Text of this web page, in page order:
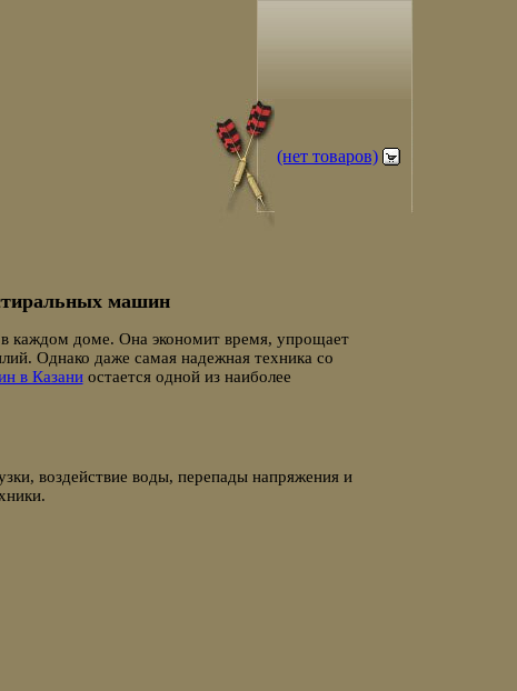
(нет товаров)
машин
каждом доме. Она экономит время, упрощает
Однако даже самая надежная техника со
в Казаниостается одной из наиболее
воздействие воды, перепады напряжения и